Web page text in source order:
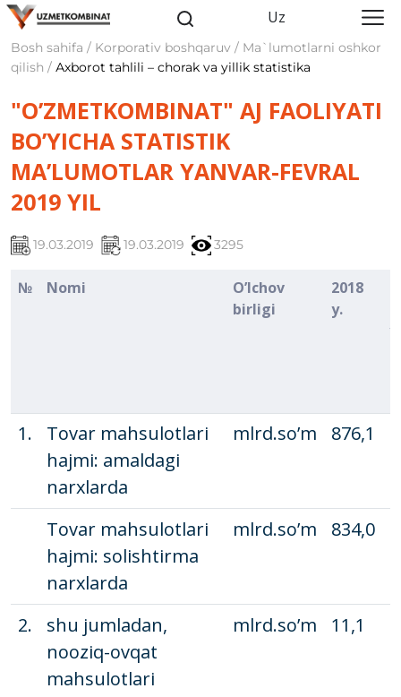
Uz
Bosh sahifa / Korporativ boshqaruv / Ma`lumotlarni oshkor
qilish / Аxborot tahlili – chorak va yillik statistika
"O’ZMETKOMBINAT" AJ FAOLIYATI
BO’YICHA STATISTIK
MA’LUMOTLAR YANVAR-FEVRAL
2019 YIL
19.03.2019 19.03.2019 3295
№ Nomi
O’lchov
birligi
2018
y.
1.
Tovar mahsulotlari
hajmi: amaldagi
narxlarda
mlrd.so’m 876,1
Tovar mahsulotlari
hajmi: solishtirma
narxlarda
mlrd.so’m 834,0
2.
shu jumladan,
nooziq-ovqat
mahsulotlari
mlrd.so’m 11,1